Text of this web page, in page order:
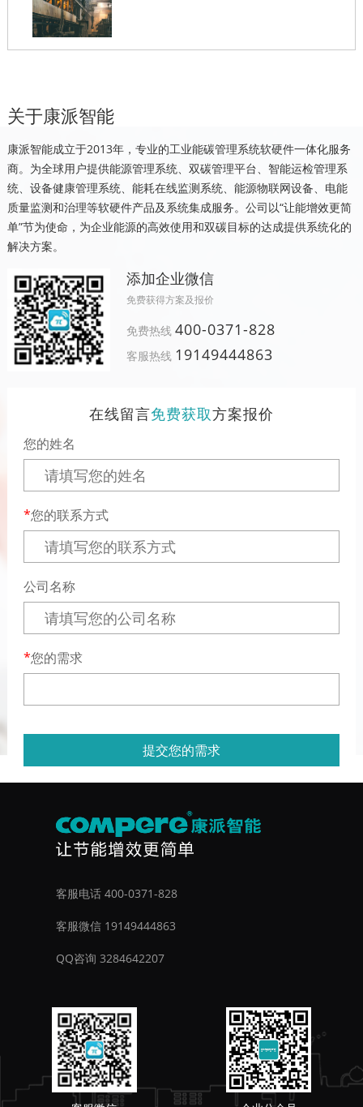
关于康派智能
康派智能成立于2013年，专业的工业能碳管理系统软硬件一体化服务
商。为全球用户提供能源管理系统、双碳管理平台、智能运检管理系
统、设备健康管理系统、能耗在线监测系统、能源物联网设备、电能
质量监测和治理等软硬件产品及系统集成服务。公司以“让能增效更简
单”节为使命，为企业能源的高效使用和双碳目标的达成提供系统化的
解决方案。
添加企业微信
免费获得方案及报价
免费热线 400-0371-828
客服热线 19149444863
在线留言免费获取方案报价
您的姓名
您的联系方式
公司名称
您的需求
提交您的需求
客服电话 400-0371-828
客服微信 19149444863
QQ咨询 3284642207